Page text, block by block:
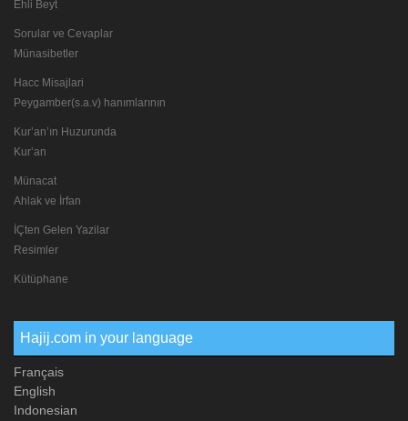
Ehli Beyt
Sorular ve Cevaplar
Münasibetler
Hacc Misajlari
Peygamber(s.a.v) hanımlarının
Kur’an’ın Huzurunda
Kur’an
Münacat
Ahlak ve İrfan
İÇten Gelen Yazilar
Resimler
Kütüphane
Hajij.com in your language
Français
English
Indonesian